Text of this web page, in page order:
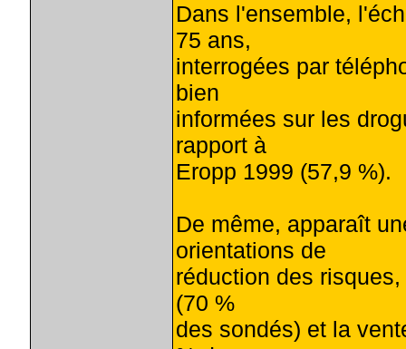
Dans l'ensemble,
75 ans,
interrogées par
bien
informées sur les
rapport à
Eropp 1999 (57,9 %).
De même, apparaît
orientations de
réduction des
(70 %
des sondés) et la